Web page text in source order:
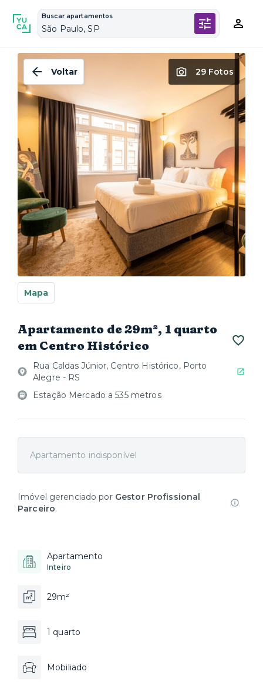
Buscar apartamentos
São Paulo, SP
Voltar 29 Fotos
Mapa
Apartamento de 29m², 1 quarto
em Centro Histórico
Rua Caldas Júnior, Centro Histórico, Porto
Alegre - RS
Estação Mercado a 535 metros
Apartamento indisponível
Imóvel gerenciado por Gestor Profissional
Parceiro.
Apartamento
Inteiro
29m²
1 quarto
Mobiliado